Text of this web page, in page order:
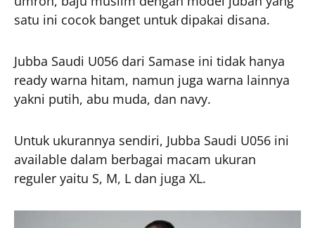
satu ini cocok banget untuk dipakai disana.
Jubba Saudi U056 dari Samase ini tidak hanya
ready warna hitam, namun juga warna lainnya
yakni putih, abu muda, dan navy.
Untuk ukurannya sendiri, Jubba Saudi U056 ini
available dalam berbagai macam ukuran
reguler yaitu S, M, L dan juga XL.